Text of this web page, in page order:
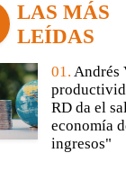
LAS MÁS
LEÍDAS
01. Andrés
RD da el
economía
ingresos"